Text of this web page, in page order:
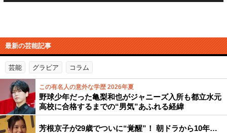
最新の芸能記事
芸能 グラビア コラム
この有名人の意外な学歴 2026年夏
野球少年だった亀梨和也がジャニーズ入所も都立水元
高校に合格するまでの“男気”あふれる経緯
芳根京子が29歳でついに“覚醒”！ 朝ドラから10年…